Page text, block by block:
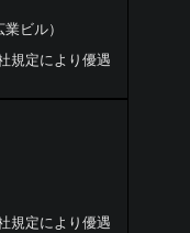
ビル）
規定により優遇
規定により優遇